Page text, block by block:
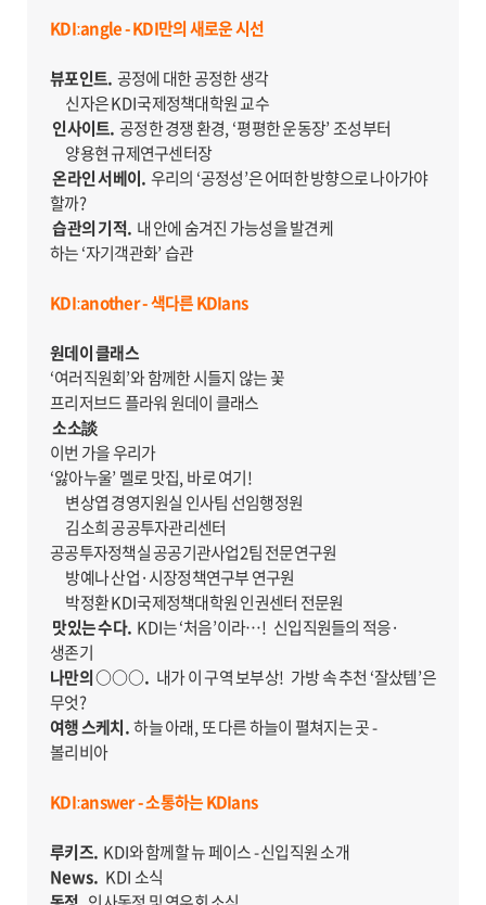
KDIːangle - KDI만의 새로운 시선
뷰포인트. 공정에 대한 공정한 생각
신자은KDI국제정책대학원 교수
인사이트.공정한 경쟁 환경, ‘평평한 운동장’조성부터
양용현 규제연구센터장
온라인 서베이. 우리의 ‘공정성’은 어떠한 방향으로 나아가야
할까?
습관의 기적. 내 안에 숨겨진 가능성을 발견케
하는‘자기객관화’습관
KDIːanother - 색다른 KDIans
원데이 클래스
‘여러직원회’와 함께한 시들지 않는 꽃
프리저브드 플라워 원데이 클래스
소소談
이번 가을 우리가
‘앓아누울’멜로 맛집, 바로 여기!
변상엽 경영지원실 인사팀 선임행정원
김소희 공공투자관리센터
공공투자정책실 공공기관사업2팀 전문연구원
방예나 산업·시장정책연구부 연구원
박정환KDI국제정책대학원 인권센터 전문원
맛있는 수다. KDI는‘처음’이라…! 신입직원들의 적응·
생존기
나만의○○○. 내가 이 구역 보부상! 가방 속 추천 ‘잘샀템’은
무엇?
여행 스케치.하늘 아래,또 다른 하늘이 펼쳐지는 곳 -
볼리비아
KDIːanswer - 소통하는 KDIans
루키즈. KDI와 함께할 뉴 페이스 - 신입직원 소개
News. KDI소식